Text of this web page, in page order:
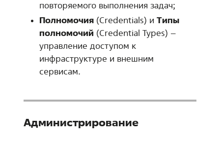
повторяемого выполнения задач;
Полномочия (Credentials) и Типы
полномочий (Credential Types) –
управление доступом к
инфраструктуре и внешним
сервисам.
Администрирование